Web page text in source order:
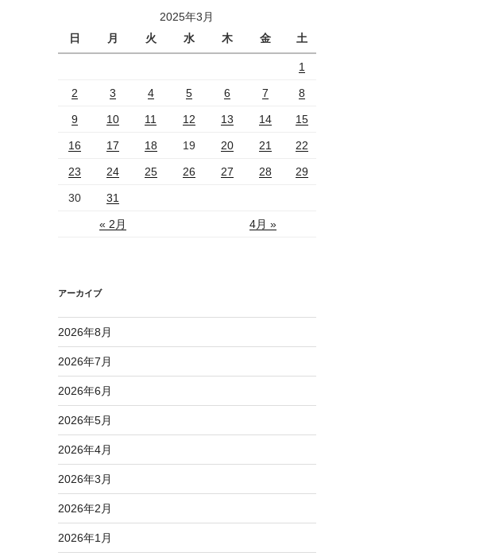
2025年3月
日
月 火 水 木 金 土
« 2月 4月 »
1
2 3 4 5 6 7 8
9 10 11 12 13 14 15
16 17 18 19 20 21 22
23 24 25 26 27 28 29
30 31
アーカイブ
2026年8月
2026年7月
2026年6月
2026年5月
2026年4月
2026年3月
2026年2月
2026年1月